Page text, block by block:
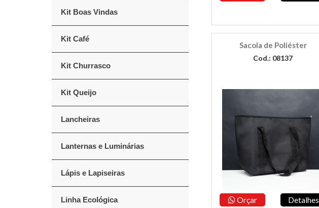
Kit Boas Vindas
Kit Café
Kit Churrasco
Kit Queijo
Lancheiras
Lanternas e Luminárias
Lápis e Lapiseiras
Linha Ecológica
Sacola de Poliéster
Cod.: 08137
Orçar Detalhes